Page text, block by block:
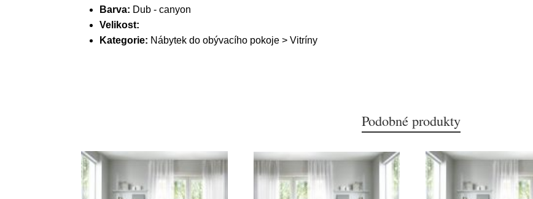
Barva: Dub - canyon
Velikost:
Kategorie: Nábytek do obývacího pokoje > Vitríny
Podobné produkty